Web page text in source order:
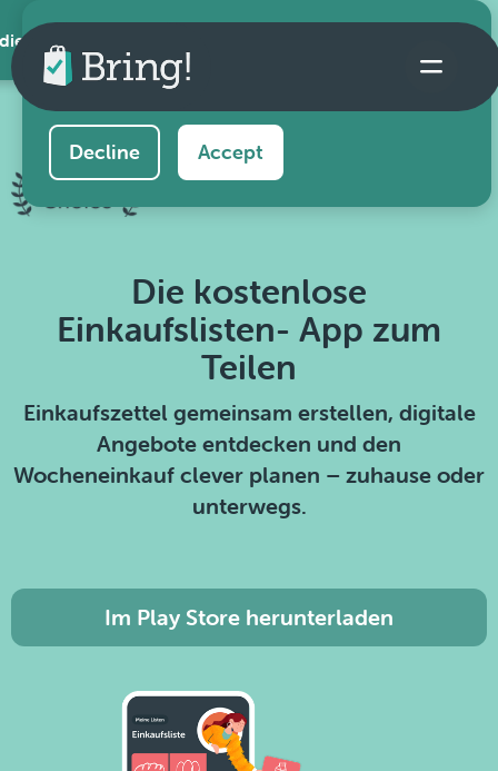
AppThis website uses cookies to ensure you get the
best experience on our website.
Decline Accept
Die kostenlose
Einkaufslisten- App zum
Teilen
Einkaufszettel gemeinsam erstellen, digitale
Angebote entdecken und den
Wocheneinkauf clever planen – zuhause oder
unterwegs.
Im Play Store herunterladen